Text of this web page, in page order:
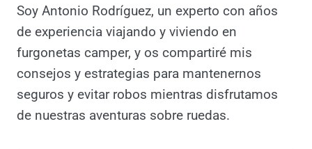
Soy Antonio Rodríguez, un experto con años
de experiencia viajando y viviendo en
furgonetas camper, y os compartiré mis
consejos y estrategias para mantenernos
seguros y evitar robos mientras disfrutamos